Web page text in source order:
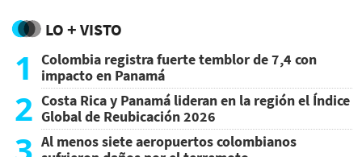
LO + VISTO
1
Colombia registra fuerte temblor de 7,4 con
impacto en Panamá
2 Costa Rica y Panamá lideran en la región el Índice
Global de Reubicación 2026
Al menos siete aeropuertos colombianos